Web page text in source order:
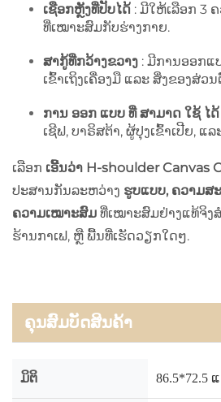
ເຊືອກຫຼັງທີ່ປັບໄດ້ : ມີໃຫ້ເລືອກ 3
ທີ່ເໝາະສົມກັບຮ່າງກາຍ.
ສາກູ້ທີ່ກວ້າງຂວາງ : ມີການອອກແ
ເຂົ້າເຖິງເຄື່ອງມື ແລະ ສິ່ງຂອງສ່ວ
ການ ອອກ ແບບ ທີ່ ສາມາດ ໃຊ້ ໄ
ເຊີຟ, ບາຣິສຕ້າ, ຜູ້ປຸງເຂົ້າເປີຍ, ແ
ເລືອກ ເອີ້ນວ່າ H-shoulder Canvas
ປະສານກັນລະຫວ່າງ ຮູບແບບ, ຄວາມສ
ຄວາມເໝາະສົມ ທີ່ເໝາະສົມຢ່າງແທ້ຈິງ
ຮ້ານກາເຟ, ຫຼື ພື້ນທີ່ເຮັດວຽກໃດໆ.
ຄຸນສົມບັດສິນຄ້າ
ມິຕິ 86.5*72.5